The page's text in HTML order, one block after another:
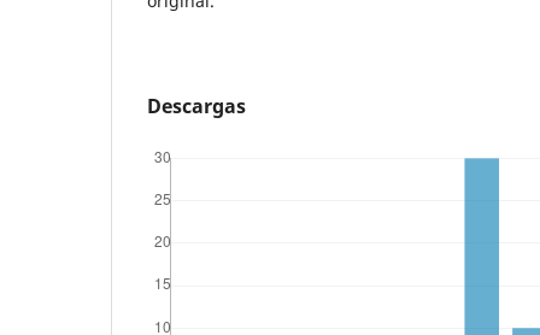
Descargas